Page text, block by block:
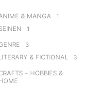
& MANGA 1
1
3
& FICTIONAL 3
– HOBBIES &